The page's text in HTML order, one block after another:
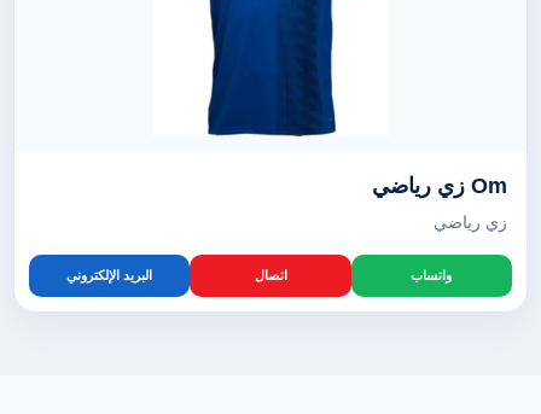
Om زي رياضي
زي رياضي
واتساب اتصال البريد الإلكتروني